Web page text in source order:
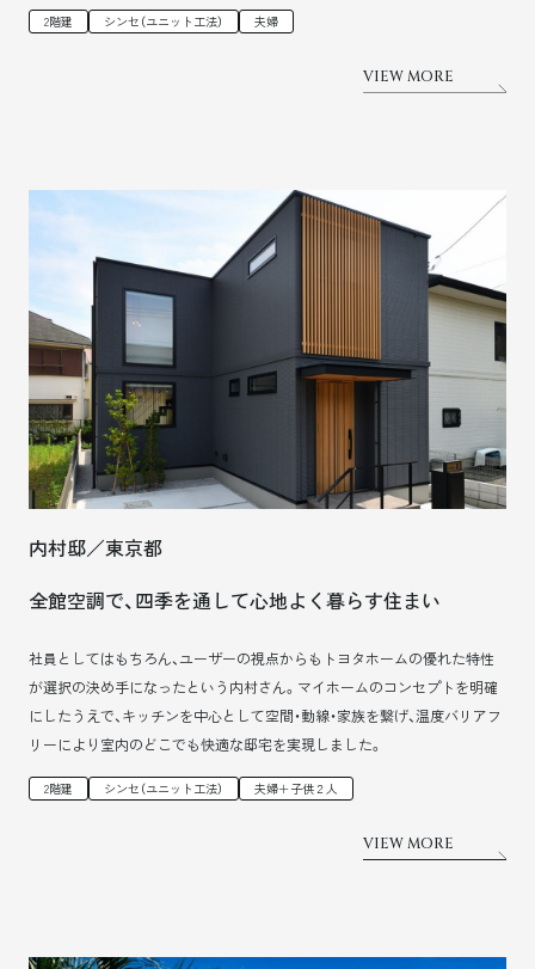
2階建 シンセ（ユニット工法） 夫婦
VIEW MORE
内村邸／東京都
全館空調で、四季を通して心地よく暮らす住まい
社員としてはもちろん、ユーザーの視点からもトヨタホームの優れた特性
が選択の決め手になったという内村さん。マイホームのコンセプトを明確
にしたうえで、キッチンを中心として空間・動線・家族を繋げ、温度バリアフ
リーにより室内のどこでも快適な邸宅を実現しました。
2階建 シンセ（ユニット工法） 夫婦＋子供２人
VIEW MORE